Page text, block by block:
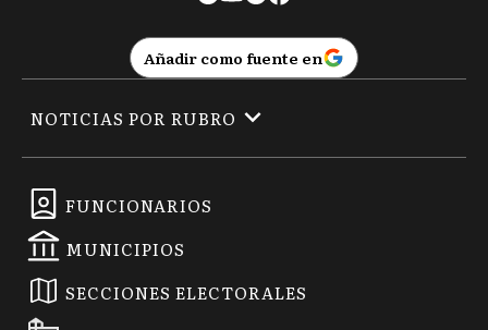
Añadir como fuente en
FUNCIONARIOS
MUNICIPIOS
SECCIONES ELECTORALES
NOTICIAS POR RUBRO